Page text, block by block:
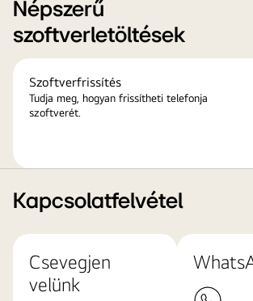
Népszerű
szoftverletöltések
Szoftverfrissítés
Tudja meg, hogyan frissítheti telefonja
szoftverét.
Kapcsolatfelvétel
Csevegjen
velünk